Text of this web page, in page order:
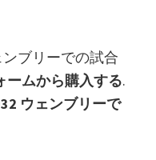
ブリーでの試合
ームから購入する.
ウェンブリーで